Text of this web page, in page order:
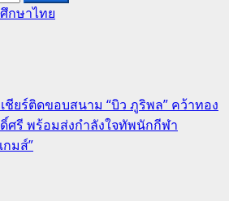
กษาไทย
ชียร์ติดขอบสนาม “บิว ภูริพล” คว้าทอง
ศรี พร้อมส่งกำลังใจทัพนักกีฬา
มส์”